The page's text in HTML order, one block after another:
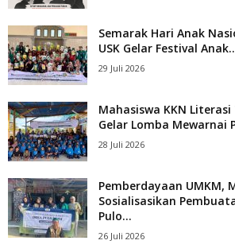
Semarak Hari Anak
USK Gelar Festival
29 Juli 2026
Mahasiswa KKN
Gelar Lomba Mewarnai
28 Juli 2026
Pemberdayaan UMKM,
Sosialisasikan
Pulo...
26 Juli 2026